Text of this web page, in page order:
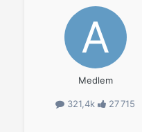
Medlem
321,4k 27 715